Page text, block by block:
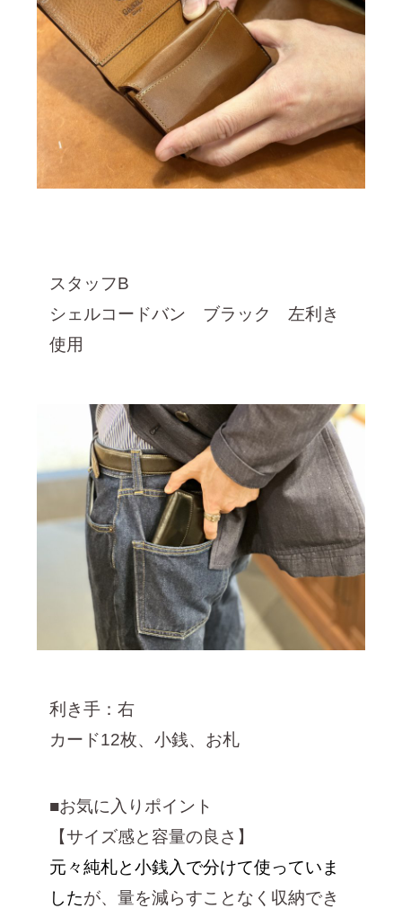
スタッフB
シェルコードバン ブラック 左利き
使用
利き手：右
カード12枚、小銭、お札
■お気に入りポイント
【サイズ感と容量の良さ】
元々純札と小銭入で分けて使っていま
したが、 量を減らすことなく収納でき